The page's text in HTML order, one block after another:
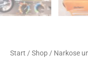
Start / Shop / Narkose